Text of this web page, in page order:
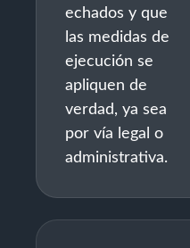
echados y que
las medidas de
ejecución se
apliquen de
verdad, ya sea
por vía legal o
administrativa.